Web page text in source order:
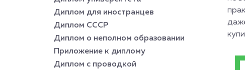
Диплом для иностранцев
Диплом СССР
Диплом о неполном образовании
Приложение к диплому
Диплом с проводкой